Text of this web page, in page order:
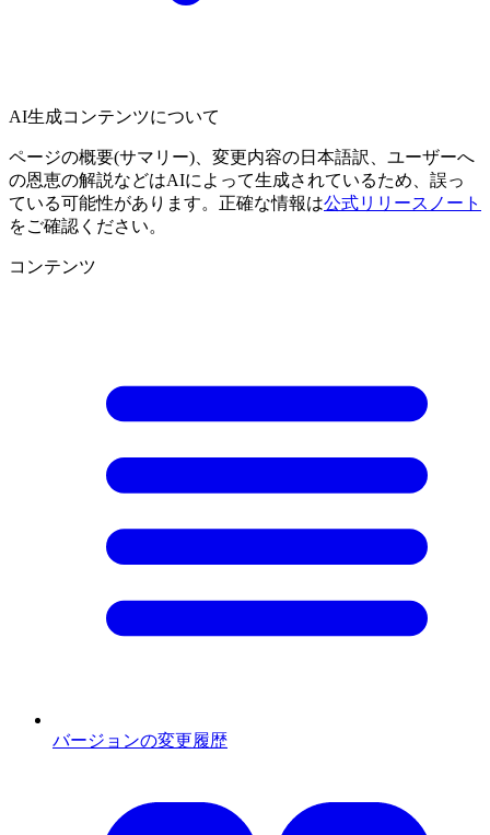
AI生成コンテンツについて
ページの概要(サマリー)、変更内容の日本語訳、ユーザーへ
の恩恵の解説などはAIによって生成されているため、誤っ
ている可能性があります。正確な情報は公式リリースノート
をご確認ください。
コンテンツ
バージョンの変更履歴